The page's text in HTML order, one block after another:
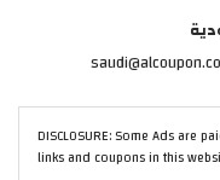
DISCLOSURE: Some Ads are
links and coupons in this